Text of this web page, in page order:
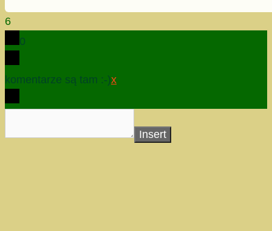
6
0
komentarze są tam :-)x
Insert